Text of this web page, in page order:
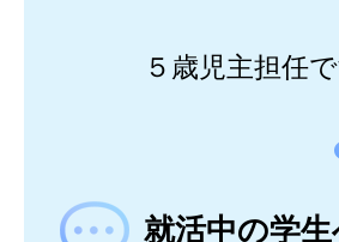
５歳児主担任で
就活中の学